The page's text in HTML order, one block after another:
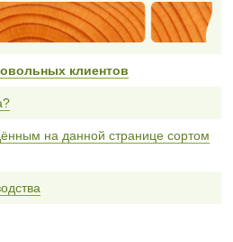
клиентов
на данной странице сортом